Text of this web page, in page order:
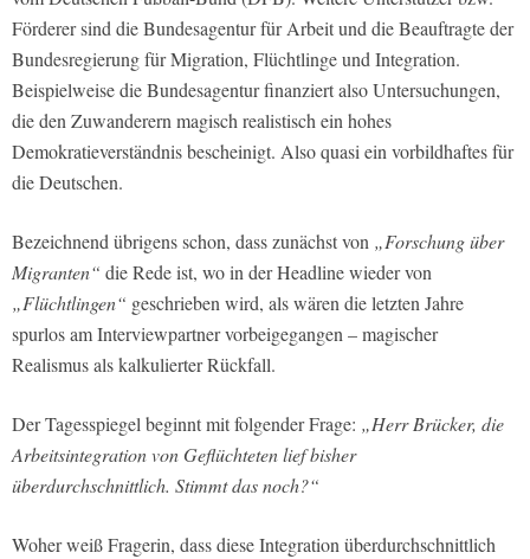
Förderer sind die Bundesagentur für Arbeit und die Beauftragte der
Bundesregierung für Migration, Flüchtlinge und Integration.
Beispielweise die Bundesagentur finanziert also Untersuchungen,
die den Zuwanderern magisch realistisch ein hohes
Demokratieverständnis bescheinigt. Also quasi ein vorbildhaftes für
die Deutschen.
Bezeichnend übrigens schon, dass zunächst von „Forschung über
Migranten“ die Rede ist, wo in der Headline wieder von
„Flüchtlingen“ geschrieben wird, als wären die letzten Jahre
spurlos am Interviewpartner vorbeigegangen – magischer
Realismus als kalkulierter Rückfall.
Der Tagesspiegel beginnt mit folgender Frage: „Herr Brücker, die
Arbeitsintegration von Geflüchteten lief bisher
überdurchschnittlich. Stimmt das noch?“
Woher weiß Fragerin, dass diese Integration überdurchschnittlich